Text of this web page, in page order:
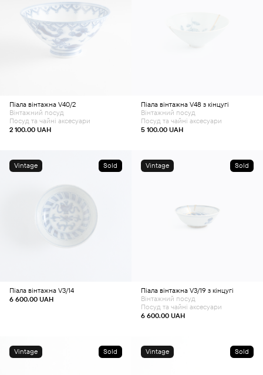
Піала вінтажна V40/2
2 100.00 UAH
Вінтажний посуд
Посуд та чайні аксесуари
Піала вінтажна V48 з кінцугі
5 100.00 UAH
Вінтажний посуд
Посуд та чайні аксесуари
Vintage Sold
Піала вінтажна V3/14
6 600.00 UAH
Vintage Sold
Піала вінтажна V3/19 з кінцугі
6 600.00 UAH
Вінтажний посуд
Посуд та чайні аксесуари
Vintage Sold Vintage Sold